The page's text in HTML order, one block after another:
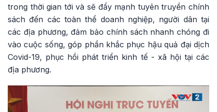
trong thời gian tới và sẽ đẩy mạnh tuyên truyền chính
sách đến các toàn thể doanh nghiệp, người dân tại
các địa phương, đảm bảo chính sách nhanh chóng đi
vào cuộc sống, góp phần khắc phục hậu quả đại dịch
Covid-19, phục hồi phát triển kinh tế - xã hội tại các
địa phương.